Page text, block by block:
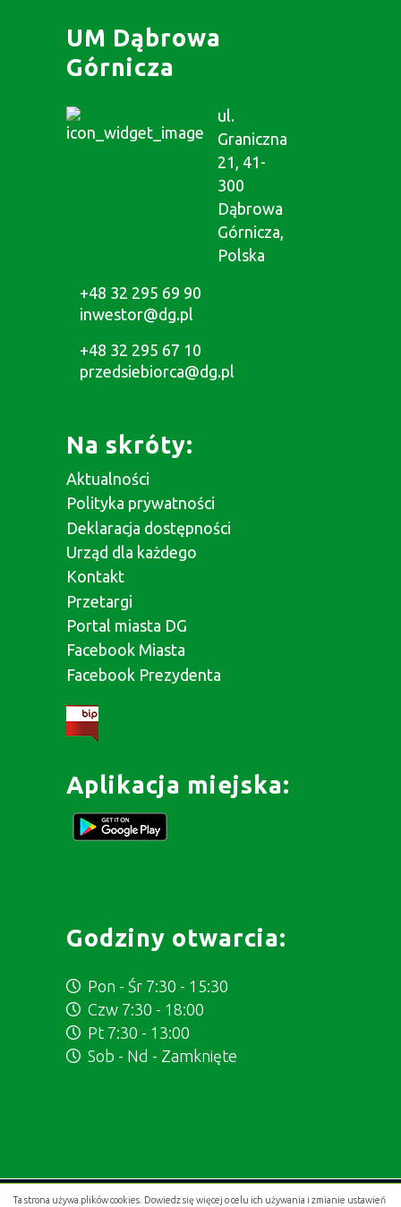
Ta strona używa plików cookies. Dowiedz się więcej o celu ich używania i zmianie ustawień
UM Dąbrowa
Górnicza
ul.
Graniczna
21, 41-
300
Dąbrowa
Górnicza,
Polska
+48 32 295 69 90
inwestor@dg.pl
+48 32 295 67 10
przedsiebiorca@dg.pl
Na skróty:
Aktualności
Polityka prywatności
Deklaracja dostępności
Urząd dla każdego
Kontakt
Przetargi
Portal miasta DG
Facebook Miasta
Facebook Prezydenta
Aplikacja miejska:
Godziny otwarcia:
Pon - Śr 7:30 - 15:30
Czw 7:30 - 18:00
Pt 7:30 - 13:00
Sob - Nd - Zamknięte